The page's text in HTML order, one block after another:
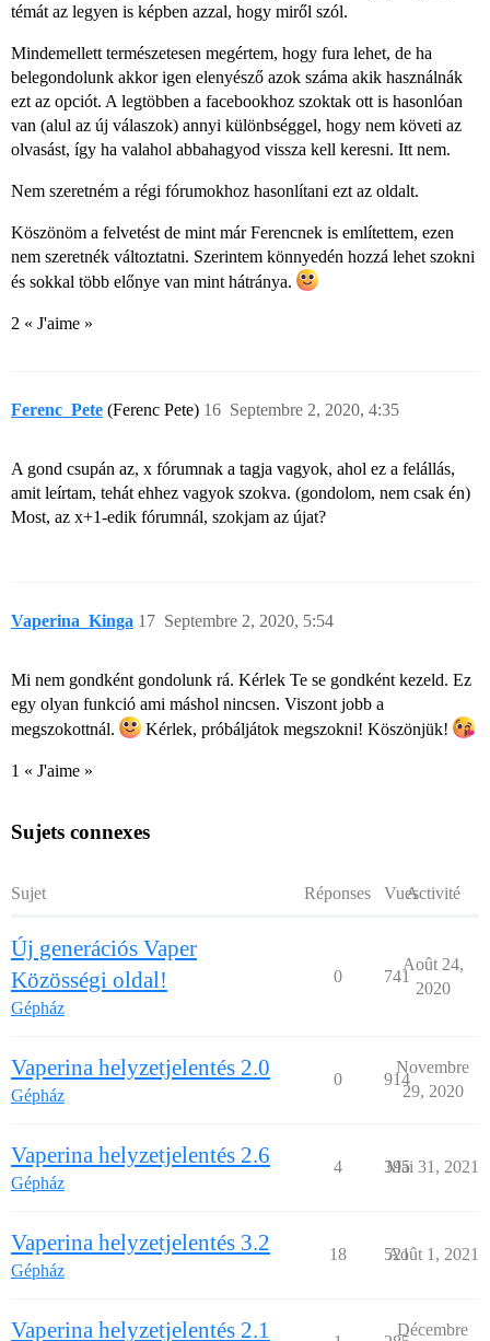
témát az legyen is képben azzal, hogy miről szól.
Mindemellett természetesen megértem, hogy fura lehet, de ha
belegondolunk akkor igen elenyésző azok száma akik használnák
ezt az opciót. A legtöbben a facebookhoz szoktak ott is hasonlóan
van (alul az új válaszok) annyi különbséggel, hogy nem követi az
olvasást, így ha valahol abbahagyod vissza kell keresni. Itt nem.
Nem szeretném a régi fórumokhoz hasonlítani ezt az oldalt.
Köszönöm a felvetést de mint már Ferencnek is említettem, ezen
nem szeretnék változtatni. Szerintem könnyedén hozzá lehet szokni
és sokkal több előnye van mint hátránya.
2 « J'aime »
Ferenc_Pete (Ferenc Pete) Septembre 2, 2020, 4:35
16
A gond csupán az, x fórumnak a tagja vagyok, ahol ez a felállás,
amit leírtam, tehát ehhez vagyok szokva. (gondolom, nem csak én)
Most, az x+1-edik fórumnál, szokjam az újat?
Vaperina_Kinga Septembre 2, 2020, 5:54
17
Mi nem gondként gondolunk rá. Kérlek Te se gondként kezeld. Ez
egy olyan funkció ami máshol nincsen. Viszont jobb a
megszokottnál.
Kérlek, próbáljátok megszokni! Köszönjük!
1 « J'aime »
Sujets connexes
Sujet Réponses VuesActivité
Új generációs Vaper
Közösségi oldal!
Gépház
0 741
Août 24,
2020
Vaperina helyzetjelentés 2.0
Gépház
0 914
Novembre
29, 2020
Vaperina helyzetjelentés 2.6
Gépház
4 395
Mai 31, 2021
Vaperina helyzetjelentés 3.2
Gépház
18 521
Août 1, 2021
Vaperina helyzetjelentés 2.1 Décembre